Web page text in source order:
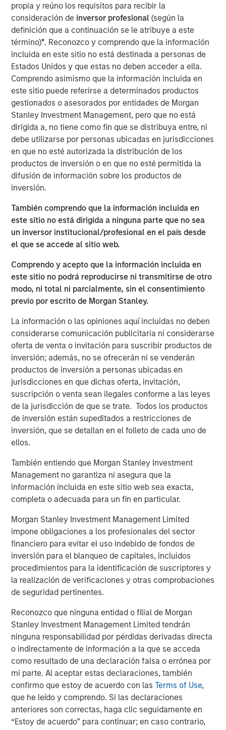
propia y reúno los requisitos para recibir la
consideración de inversor profesional(según la
definición que a continuación se le atribuye a este
término)*. Reconozco y comprendo que la información
incluida en este sitio no está destinada a personas de
Estados Unidos y que estas no deben acceder a ella.
Comprendo asimismo que la información incluida en
este sitio puede referirse a determinados productos
gestionados o asesorados por entidades de Morgan
Stanley Investment Management, pero que no está
dirigida a, no tiene como fin que se distribuya entre, ni
debe utilizarse por personas ubicadas en jurisdicciones
en que no esté autorizada la distribución de los
productos de inversión o en que no esté permitida la
difusión de información sobre los productos de
inversión.
También comprendo que la información incluida en
este sitio no está dirigida a ninguna parte que no sea
un inversor institucional/profesional en el país desde
el que se accede al sitio web.
Comprendo y acepto que la información incluida en
este sitio no podrá reproducirse ni transmitirse de otro
modo, ni total ni parcialmente, sin el consentimiento
previo por escrito de Morgan Stanley.
La información o las opiniones aquí incluidas no deben
considerarse comunicación publicitaria ni considerarse
oferta de venta o invitación para suscribir productos de
inversión; además, no se ofrecerán ni se venderán
productos de inversión a personas ubicadas en
jurisdicciones en que dichas oferta, invitación,
suscripción o venta sean ilegales conforme a las leyes
de la jurisdicción de que se trate. Todos los productos
de inversión están supeditados a restricciones de
inversión, que se detallan en el folleto de cada uno de
ellos.
También entiendo que Morgan Stanley Investment
Management no garantiza ni asegura que la
información incluida en este sitio web sea exacta,
completa o adecuada para un fin en particular.
Morgan Stanley Investment Management Limited
impone obligaciones a los profesionales del sector
financiero para evitar el uso indebido de fondos de
inversión para el blanqueo de capitales, incluidos
procedimientos para la identificación de suscriptores y
la realización de verificaciones y otras comprobaciones
de seguridad pertinentes.
Reconozco que ninguna entidad o filial de Morgan
Stanley Investment Management Limited tendrán
ninguna responsabilidad por pérdidas derivadas directa
o indirectamente de información a la que se acceda
como resultado de una declaración falsa o errónea por
mi parte. Al aceptar estas declaraciones, también
confirmo que estoy de acuerdo con lasTerms of Use,
que he leído y comprendo. Si las declaraciones
anteriores son correctas, haga clic seguidamente en
“Estoy de acuerdo” para continuar; en caso contrario,
Founded in 2003, Pathway is a leading owner and
operator of over 270 general practice, specialty and
emergency veterinary hospitals throughout the U.S.
Pathway also operates 86 veterinary clinics under the
THRIVE brand, which provide affordable and convenient
care to underserved pet families. In addition, Pathway
owns and operates Veterinary Growth Partners, a
Management Services Organization providing value-
added business planning, coaching and procurement
savings to 5,500 affiliated and unaffiliated member
hospitals. Together with its talented veterinarians and
staff, Pathway is dedicated to serving the diverse needs
of pet families and veterinarians across the nation.
“TSG is a leading investor in the consumer and retail
space with a proven track record of building world-class
Pathway, and Dr. Jasen Trautwein, Co-Founder of
Pathway. “As the pet care industry evolves, TSG’s
consumer and branding expertise, paired with our unique
value proposition and unmatched network of doctors and
we’ve been able to accomplish in partnership with MSCP.
We thank MSCP for their support and look forward to
working with TSG to bring the highest quality veterinary
care to as many pet families as possible.”
“We have been impressed by Pathway’s tremendous
success in building a market-leading veterinary services
platform,” said Hadley Mullin, Senior Managing Director at
TSG, and Colin Welch, Managing Director at TSG. “The
team’s deep M&A expertise, commitment to delivering
best-in-class pet care, and extensive operating
experience position them well to continue to acquire and
develop top-tier hospitals and general practices. We are
thrilled to leverage our consumer expertise to support the
Pathway team as they further scale the business and
create opportunities for veterinarians and veterinary
professionals to pursue their passions.”
“We are proud to have backed Jasen’s vision for an
industry leading veterinary platform four years ago and
thrilled to have partnered with him, Stephen and the
entire Pathway management team during a time of
tremendous growth and realization of that vision,” said
Aaron Sack, Head of Morgan Stanley Capital Partners.
“Pathway has become a market leader in the pet care
sector and we are confident that the strong management
team together with TSG will continue on this successful
trajectory. We are excited to support this next phase of
growth by remaining a minority partner, and look forward
to seeing Pathway advance its mission.”
Ropes & Gray LLP acted as legal advisor, and BofA
Securities, Inc., Guggenheim Securities LLC and William
Blair & Company acted as co-financial advisors to TSG.
Debevoise & Plimpton LLP acted as legal advisor, and
Harris Williams acted as financial advisor to the
Company and MSCP. Jefferies LLC and Jamieson
Corporate Finance advised the management
shareholders.